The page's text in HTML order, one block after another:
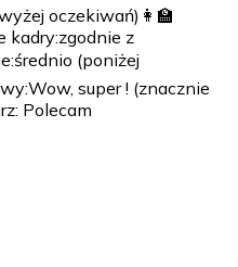
oczekiwań)👩‍🏫
kadry:zgodnie z
(poniżej
super ! (znacznie
Polecam